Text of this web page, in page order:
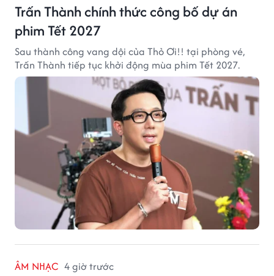
Trấn Thành chính thức công bố dự án
phim Tết 2027
Sau thành công vang dội của Thỏ Ơi!! tại phòng vé,
Trấn Thành tiếp tục khởi động mùa phim Tết 2027.
ÂM NHẠC 4 giờ trước